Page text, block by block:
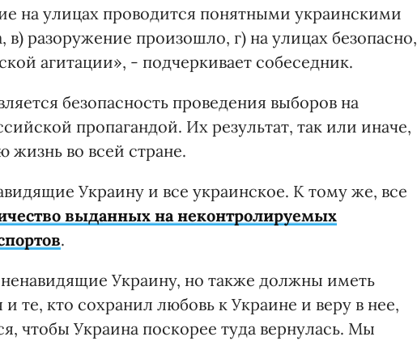
на улицах проводится понятными украинскими
разоружение произошло, г) на улицах безопасно,
агитации», - подчеркивает собеседник.
безопасность проведения выборов на
пропагандой. Их результат, так или иначе,
жизнь во всей стране.
Украину и все украинское. К тому же, все
выданных на неконтролируемых
.
Украину, но также должны иметь
те, кто сохранил любовь к Украине и веру в нее,
чтобы Украина поскорее туда вернулась. Мы